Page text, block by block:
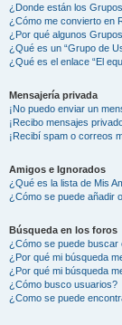
¿Donde están los
¿Cómo me convierto en
¿Por qué algunos
¿Qué es un “Grupo de
¿Qué es el enlace “El
Mensajería privada
¡No puedo enviar un
¡Recibo mensajes
¡Recibí spam o correos
Amigos e Ignorados
¿Qué es la lista de Mis
¿Cómo se puede añadir
Búsqueda en los foros
¿Cómo se puede
¿Por qué mi búsqueda
¿Por qué mi búsqueda
¿Cómo busco usuarios?
¿Como se puede